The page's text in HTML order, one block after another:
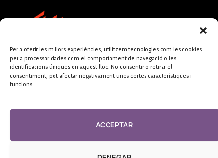
Per a oferir les millors experiències, utilitzem tecnologies com les cookies
per a processar dades com el comportament de navegació o les
identificacions úniques en aquest lloc. No consentir o retirar el
consentiment, pot afectar negativament unes certes característiques i
funcions.
ACCEPTAR
FUNDACIÓ